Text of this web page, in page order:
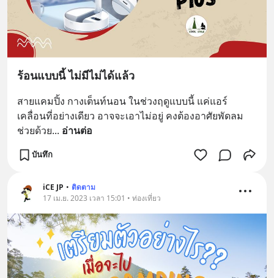
ร้อนแบบนี้ ไม่มีไม่ได้แล้ว
สายแคมปิ้ง กางเต็นท์นอน ในช่วงฤดูแบบนี้ แค่แอร์
เคลื่อนที่อย่างเดียว อาจจะเอาไม่อยู่ คงต้องอาศัยพัดลม
ช่วยด้วย... อ่านต่อ
บันทึก
iCE JP • ติดตาม
17 เม.ย. 2023 เวลา 15:01 • ท่องเที่ยว